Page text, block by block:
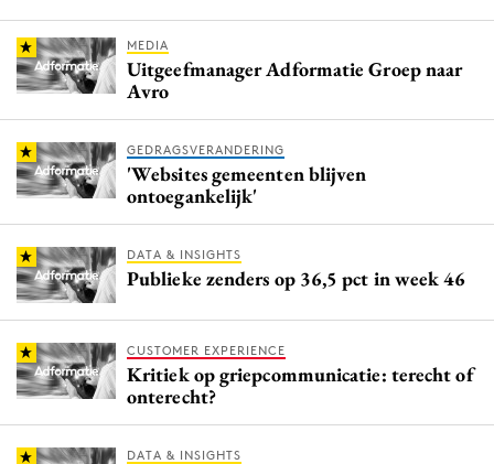
MEDIA
Uitgeefmanager Adformatie Groep naar
Avro
GEDRAGSVERANDERING
'Websites gemeenten blijven
ontoegankelijk'
DATA & INSIGHTS
Publieke zenders op 36,5 pct in week 46
CUSTOMER EXPERIENCE
Kritiek op griepcommunicatie: terecht of
onterecht?
DATA & INSIGHTS